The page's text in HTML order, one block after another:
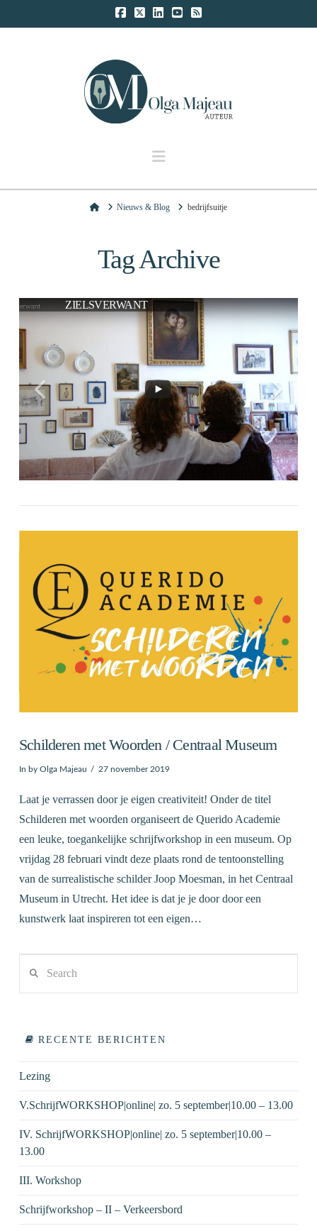
Navigation
HomeNieuws & Blog bedrijfsuitje
Tag Archive
ZIELSVERWANT
Schilderen met Woorden / Centraal Museum
In by Olga Majeau 27 november 2019
Laat je verrassen door je eigen creativiteit! Onder de titel
Schilderen met woorden organiseert de Querido Academie
een leuke, toegankelijke schrijfworkshop in een museum. Op
vrijdag 28 februari vindt deze plaats rond de tentoonstelling
van de surrealistische schilder Joop Moesman, in het Centraal
Museum in Utrecht. Het idee is dat je je door door een
kunstwerk laat inspireren tot een eigen…
RECENTE BERICHTEN
Lezing
V.SchrijfWORKSHOP|online| zo. 5 september|10.00 – 13.00
IV. SchrijfWORKSHOP|online| zo. 5 september|10.00 –
13.00
III. Workshop
Schrijfworkshop – II – Verkeersbord